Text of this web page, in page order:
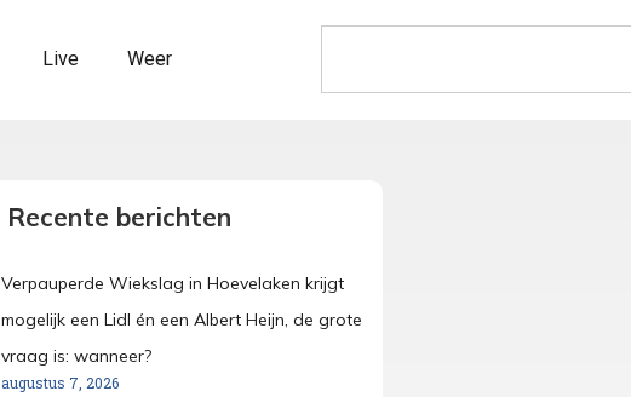
Live Weer
Recente berichten
Verpauperde Wiekslag in Hoevelaken krijgt
mogelijk een Lidl én een Albert Heijn, de grote
vraag is: wanneer?
augustus 7, 2026